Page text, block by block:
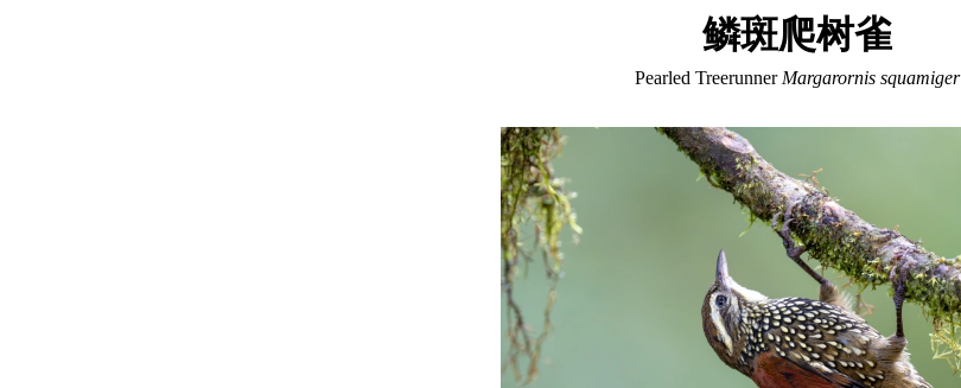
鳞斑爬树雀
Pearled Treerunner Margarornis squamiger